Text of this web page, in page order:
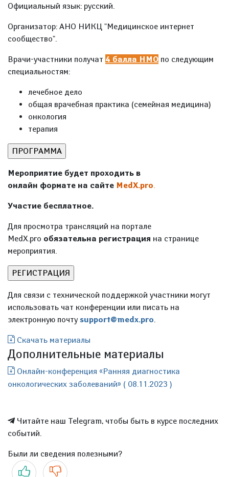
Официальный язык: русский.
Организатор: АНО НИКЦ "Медицинское интернет
сообщество".
Врачи-участники получат 4 балла НМО по следующим
специальностям:
лечебное дело
общая врачебная практика (семейная медицина)
онкология
терапия
Мероприятие будет проходить в
онлайн формате на сайте MedX.pro.
Участие бесплатное.
Для просмотра трансляций на портале
MedX.pro обязательна регистрация на странице
мероприятия.
Для связи с технической поддержкой участники могут
использовать чат конференции или писать на
электронную почтуsupport@medx.pro.
Скачать материалы
Дополнительные материалы
Онлайн-конференция «Ранняя диагностика
онкологических заболеваний» ( 08.11.2023 )
Читайте наш Telegram, чтобы быть в курсе последних
событий.
Были ли сведения полезными?
Да Нет